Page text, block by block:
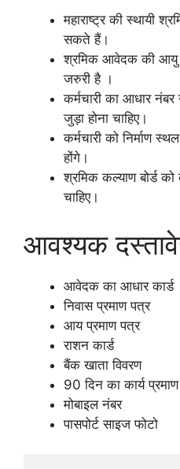
महाराष्ट्र की स्थायी
सकते हैं।
श्रमिक आवेदक की आयु
जरुरी है ।
कर्मचारी का आधार
जुड़ा होना चाहिए।
कर्मचारी को निर्माण
होंगे।
श्रमिक कल्याण बोर्ड को
चाहिए।
आवश्यक
आवेदक का आधार कार्ड
निवास प्रमाण पत्र
आय प्रमाण पत्र
राशन कार्ड
बैंक खाता विवरण
90 दिन का कार्य
मोबाइल नंबर
पासपोर्ट साइज फोटो